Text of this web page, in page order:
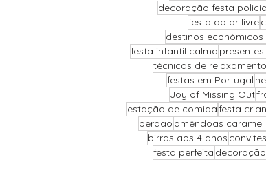
decoração festa
festa ao ar livre
destinos económicos
festa infantil calma
técnicas de relaxamento
festas em Portugal
Joy of Missing Out
estação de comidafesta
perdão amêndoas
birras aos 4 anos
festa perfeita